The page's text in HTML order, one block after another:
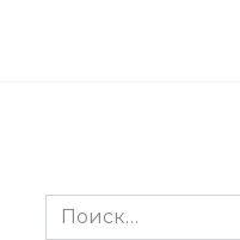
Search